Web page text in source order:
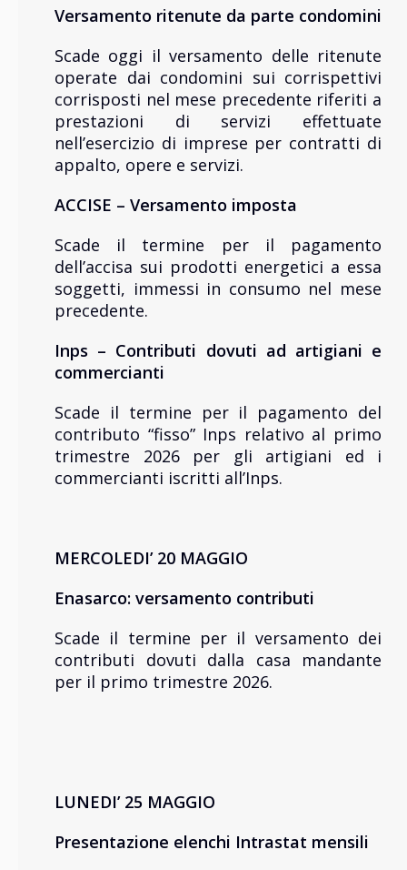
Versamento ritenute da parte condomini
Scade oggi il versamento delle ritenute
operate dai condomini sui corrispettivi
corrisposti nel mese precedente riferiti a
prestazioni di servizi effettuate
nell’esercizio di imprese per contratti di
appalto, opere e servizi.
ACCISE – Versamento imposta
Scade il termine per il pagamento
dell’accisa sui prodotti energetici a essa
soggetti, immessi in consumo nel mese
precedente.
Inps – Contributi dovuti ad artigiani e
commercianti
Scade il termine per il pagamento del
contributo “fisso” Inps relativo al primo
trimestre 2026 per gli artigiani ed i
commercianti iscritti all’Inps.
MERCOLEDI’ 20 MAGGIO
Enasarco: versamento contributi
Scade il termine per il versamento dei
contributi dovuti dalla casa mandante
per il primo trimestre 2026.
LUNEDI’ 25 MAGGIO
Presentazione elenchi Intrastat mensili